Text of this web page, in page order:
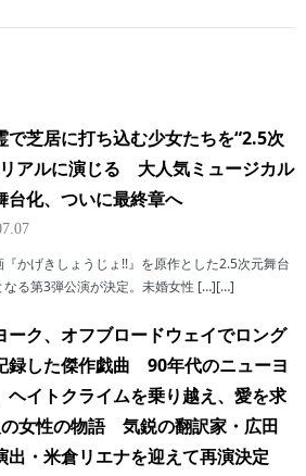
で芝居に打ち込む少女たちを“2.5次
アルに演じる 大人気ミュージカル
台化、ついに最終章へ
かげきしょうじょ!!』を原作とした2.5次元舞台
なる第3弾公演が決定。未婚女性 […][…]
ーク、オフブロードウェイでロング
録した傑作戯曲 90年代のニューヨ
ヘイトクライムを乗り越え、愛を求
女性の物語 気鋭の翻訳家・広田
出・米倉リエナを迎えて再演決定